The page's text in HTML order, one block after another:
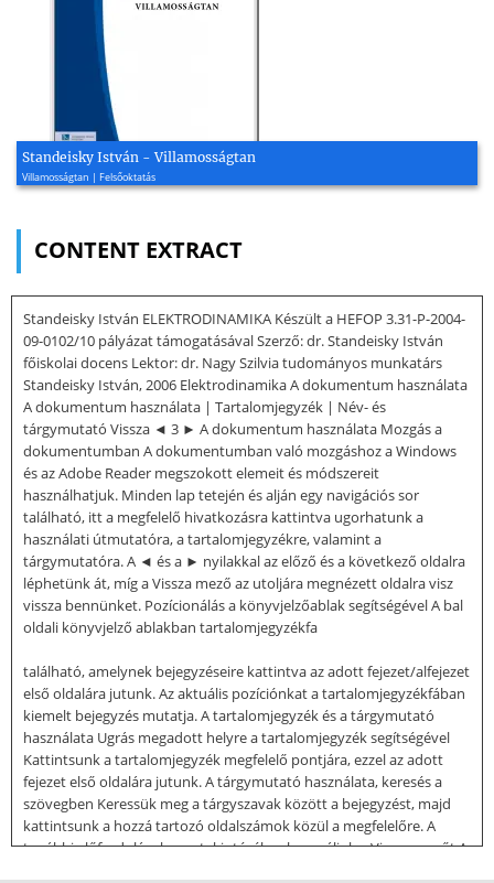
Standeisky István - Villamosságtan
Villamosságtan | Felsőoktatás
CONTENT EXTRACT
Standeisky István ELEKTRODINAMIKA Készült a HEFOP 3.31-P-2004-
09-0102/10 pályázat támogatásával Szerző: dr. Standeisky István
főiskolai docens Lektor: dr. Nagy Szilvia tudományos munkatárs
Standeisky István, 2006 Elektrodinamika A dokumentum használata
A dokumentum használata | Tartalomjegyzék | Név- és
tárgymutató Vissza ◄ 3 ► A dokumentum használata Mozgás a
dokumentumban A dokumentumban való mozgáshoz a Windows
és az Adobe Reader megszokott elemeit és módszereit
használhatjuk. Minden lap tetején és alján egy navigációs sor
található, itt a megfelelő hivatkozásra kattintva ugorhatunk a
használati útmutatóra, a tartalomjegyzékre, valamint a
tárgymutatóra. A ◄ és a ► nyilakkal az előző és a következő oldalra
léphetünk át, míg a Vissza mező az utoljára megnézett oldalra visz
vissza bennünket. Pozícionálás a könyvjelzőablak segítségével A bal
oldali könyvjelző ablakban tartalomjegyzékfa
található, amelynek bejegyzéseire kattintva az adott fejezet/alfejezet
első oldalára jutunk. Az aktuális pozíciónkat a tartalomjegyzékfában
kiemelt bejegyzés mutatja. A tartalomjegyzék és a tárgymutató
használata Ugrás megadott helyre a tartalomjegyzék segítségével
Kattintsunk a tartalomjegyzék megfelelő pontjára, ezzel az adott
fejezet első oldalára jutunk. A tárgymutató használata, keresés a
szövegben Keressük meg a tárgyszavak között a bejegyzést, majd
kattintsunk a hozzá tartozó oldalszámok közül a megfelelőre. A
további előfordulások megtekintéséhez használjuk a Vissza mezőt A